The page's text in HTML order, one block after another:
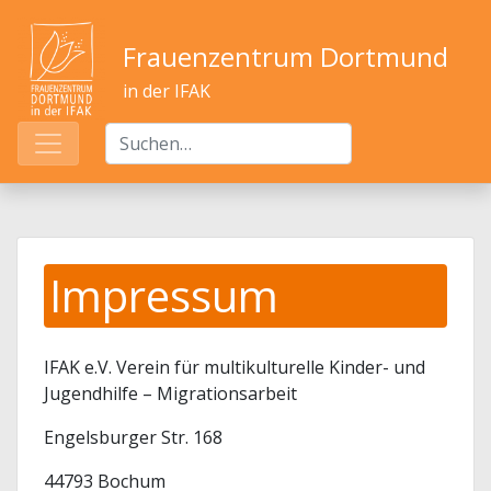
Frauenzentrum Dortmund
in der IFAK
Impressum
IFAK e.V. Verein für multikulturelle Kinder- und
Jugendhilfe – Migrationsarbeit
Engelsburger Str. 168
44793 Bochum